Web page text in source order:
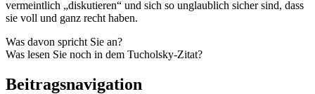
vermeintlich „diskutieren“ und sich so unglaublich sicher sind, dass
sie voll und ganz recht haben.
Was davon spricht Sie an?
Was lesen Sie noch in dem Tucholsky-Zitat?
Beitragsnavigation